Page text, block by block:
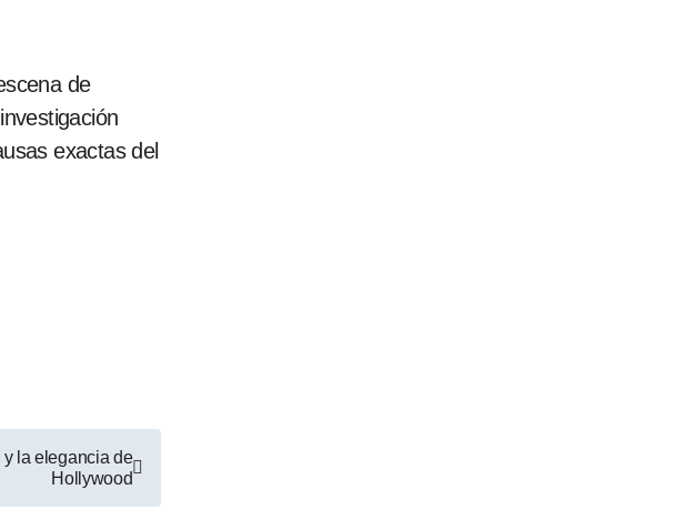
de
exactas del
la elegancia de
Hollywood